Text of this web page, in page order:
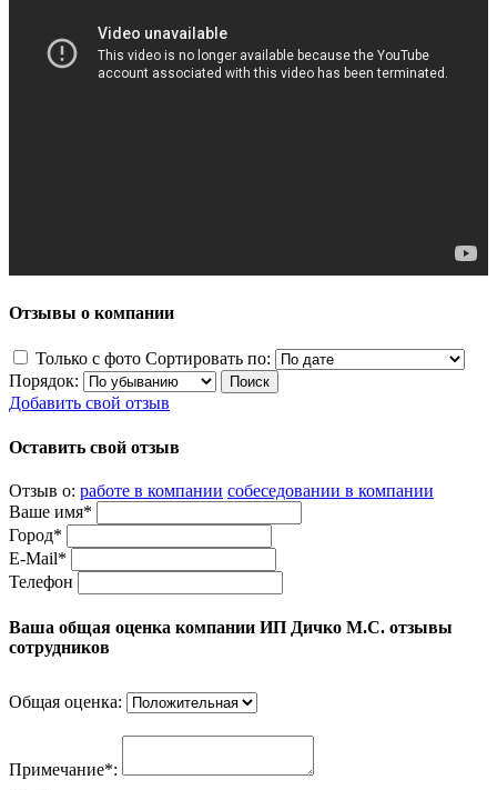
Отзывы о компании
Только с фото Сортировать по:
Порядок:
Добавить свой отзыв
Оставить свой отзыв
Отзыв о: работе в компании собеседовании в компании
Ваше имя*
Город*
E-Mail*
Телефон
Ваша общая оценка компании ИП Дичко М.С. отзывы
сотрудников
Общая оценка:
Примечание*: